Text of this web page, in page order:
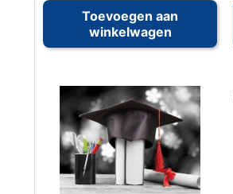
Toevoegen aan
winkelwagen